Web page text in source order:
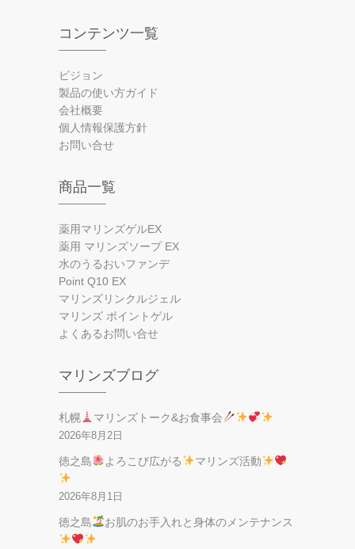
コンテンツ一覧
ビジョン
製品の使い方ガイド
会社概要
個人情報保護方針
お問い合せ
商品一覧
薬用マリンズゲルEX
薬用 マリンズソープ EX
水のうるおいファンデ
Point Q10 EX
マリンズリンクルジェル
マリンズ ポイントゲル
よくあるお問い合せ
マリンズブログ
札幌 マリンズトーク&お食事会
2026年8月2日
徳之島 よろこび広がる マリンズ活動
2026年8月1日
徳之島 お肌のお手入れと身体のメンテナンス